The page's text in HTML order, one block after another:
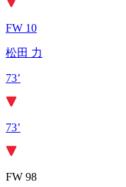
FW 10
松田 力
73’
73’
FW 98